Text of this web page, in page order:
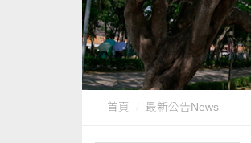
首頁 最新公告News